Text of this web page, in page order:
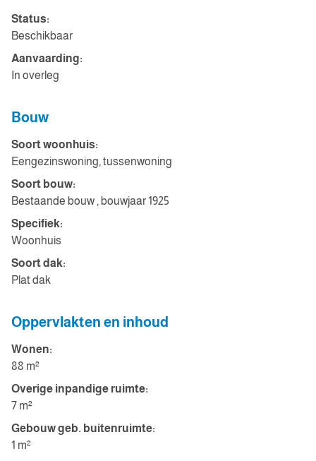
Status:
Beschikbaar
Aanvaarding:
In overleg
Bouw
Soort woonhuis:
Eengezinswoning, tussenwoning
Soort bouw:
Bestaande bouw , bouwjaar 1925
Specifiek:
Woonhuis
Soort dak:
Plat dak
Oppervlakten en inhoud
Wonen:
88 m²
Overige inpandige ruimte:
7 m²
Gebouw geb. buitenruimte:
1 m²